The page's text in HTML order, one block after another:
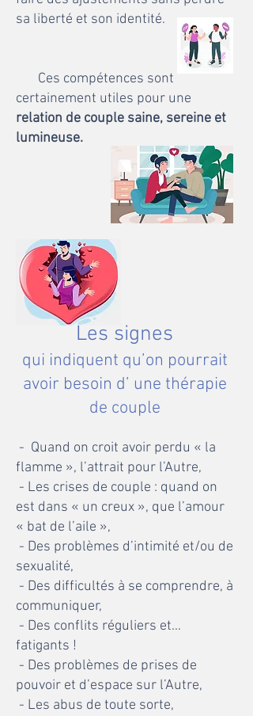
sa liberté et son identité.
Ces compétences sont
certainement utiles pour une
relation de couple saine, sereine et
lumineuse.
Les signes
qui indiquent qu’on pourrait
avoir besoin d’ une thérapie
de couple
- Quand on croit avoir perdu « la
flamme », l’attrait pour l’Autre,
- Les crises de couple : quand on
est dans « un creux », que l’amour
« bat de l’aile »,
- Des problèmes d’intimité et/ou de
sexualité,
- Des difficultés à se comprendre, à
communiquer,
- Des conflits réguliers et…
fatigants !
- Des problèmes de prises de
pouvoir et d’espace sur l’Autre,
- Les abus de toute sorte,